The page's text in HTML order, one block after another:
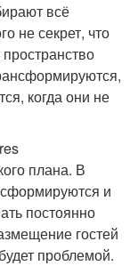
всё
не секрет, что
когда они не
плана. В
и
постоянно
гостей
проблемой.